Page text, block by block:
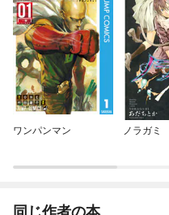
ワンパンマン ノラガミ